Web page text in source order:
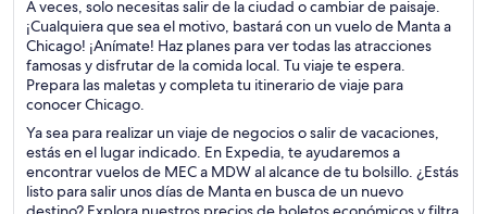
A veces, solo necesitas salir de la ciudad o cambiar de paisaje.
¡Cualquiera que sea el motivo, bastará con un vuelo de Manta a
Chicago! ¡Anímate! Haz planes para ver todas las atracciones
famosas y disfrutar de la comida local. Tu viaje te espera.
Prepara las maletas y completa tu itinerario de viaje para
conocer Chicago.
Ya sea para realizar un viaje de negocios o salir de vacaciones,
estás en el lugar indicado. En Expedia, te ayudaremos a
encontrar vuelos de MEC a MDW al alcance de tu bolsillo. ¿Estás
listo para salir unos días de Manta en busca de un nuevo